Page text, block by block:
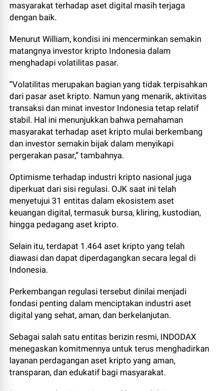
masyarakat terhadap aset digital masih terjaga
dengan baik.
Menurut William, kondisi ini mencerminkan semakin
matangnya investor kripto Indonesia dalam
menghadapi volatilitas pasar.
“Volatilitas merupakan bagian yang tidak terpisahkan
dari pasar aset kripto. Namun yang menarik, aktivitas
transaksi dan minat investor Indonesia tetap relatif
stabil. Hal ini menunjukkan bahwa pemahaman
masyarakat terhadap aset kripto mulai berkembang
dan investor semakin bijak dalam menyikapi
pergerakan pasar,” tambahnya.
Optimisme terhadap industri kripto nasional juga
diperkuat dari sisi regulasi. OJK saat ini telah
menyetujui 31 entitas dalam ekosistem aset
keuangan digital, termasuk bursa, kliring, kustodian,
hingga pedagang aset kripto.
Selain itu, terdapat 1.464 aset kripto yang telah
diawasi dan dapat diperdagangkan secara legal di
Indonesia.
Perkembangan regulasi tersebut dinilai menjadi
fondasi penting dalam menciptakan industri aset
digital yang sehat, aman, dan berkelanjutan.
Sebagai salah satu entitas berizin resmi, INDODAX
menegaskan komitmennya untuk terus menghadirkan
layanan perdagangan aset kripto yang aman,
transparan, dan edukatif bagi masyarakat.